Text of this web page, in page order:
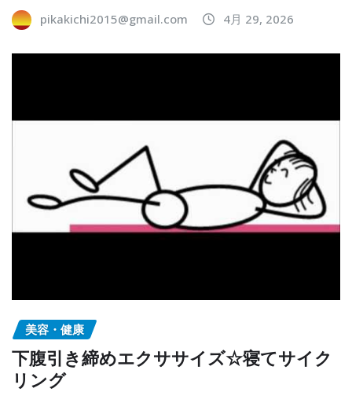
pikakichi2015@gmail.com 4月 29, 2026
美容・健康
下腹引き締めエクササイズ☆寝てサイク
リング